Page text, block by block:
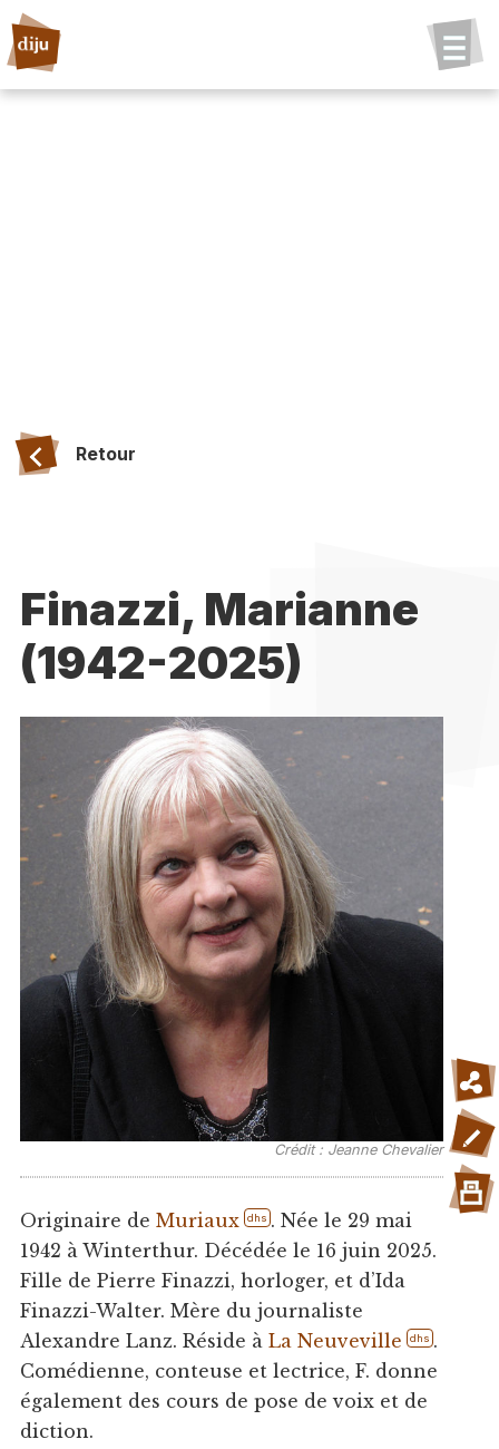
Retour
Finazzi, Marianne
(1942-2025)
Crédit : Jeanne Chevalier
Originaire de Muriaux dhs . Née le 29 mai
1942 à Winterthur. Décédée le 16 juin 2025.
Fille de Pierre Finazzi, horloger, et d’Ida
Finazzi-Walter. Mère du journaliste
Alexandre Lanz. Réside à La Neuveville dhs .
Comédienne, conteuse et lectrice, F. donne
également des cours de pose de voix et de
diction.